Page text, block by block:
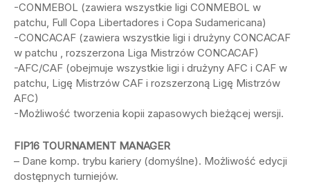
-CONMEBOL (zawiera wszystkie ligi CONMEBOL w
patchu, Full Copa Libertadores i Copa Sudamericana)
-CONCACAF (zawiera wszystkie ligi i drużyny CONCACAF
w patchu , rozszerzona Liga Mistrzów CONCACAF)
-AFC/CAF (obejmuje wszystkie ligi i drużyny AFC i CAF w
patchu, Ligę Mistrzów CAF i rozszerzoną Ligę Mistrzów
AFC)
-Możliwość tworzenia kopii zapasowych bieżącej wersji.
FIP16 TOURNAMENT MANAGER
– Dane komp. trybu kariery (domyślne). Możliwość edycji
dostępnych turniejów.